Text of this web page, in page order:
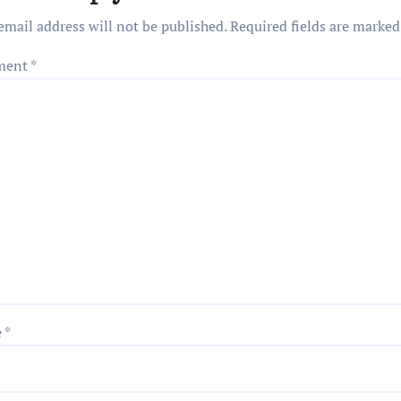
address will not be published.Required fields are
*
*